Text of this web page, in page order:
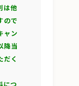
は他
ので
ャン
降当
だく
につ